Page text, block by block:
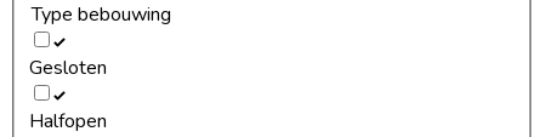
Type bebouwing
Gesloten
Halfopen